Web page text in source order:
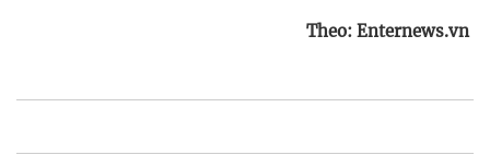
Theo: Enternews.vn